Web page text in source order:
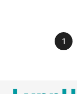
Berichten
paginering
1